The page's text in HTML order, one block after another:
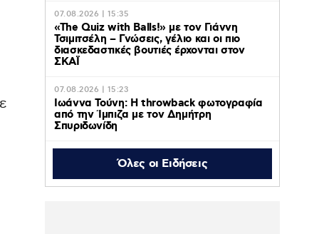
07.08.2026 | 15:35
«The Quiz with Balls!» με τον Γιάννη
Τσιμιτσέλη – Γνώσεις, γέλιο και οι πιο
διασκεδαστικές βουτιές έρχονται στον
ΣΚΑΪ
07.08.2026 | 15:23
Ιωάννα Τούνη: Η throwback φωτογραφία
από την Ίμπιζα με τον Δημήτρη
Σπυριδωνίδη
Όλες οι Ειδήσεις